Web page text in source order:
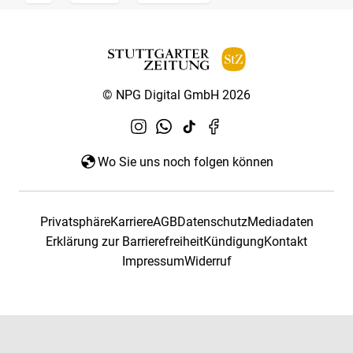
© NPG Digital GmbH 2026
Wo Sie uns noch folgen können
PrivatsphäreKarriereAGBDatenschutzMediadaten
Erklärung zur BarrierefreiheitKündigungKontakt
ImpressumWiderruf